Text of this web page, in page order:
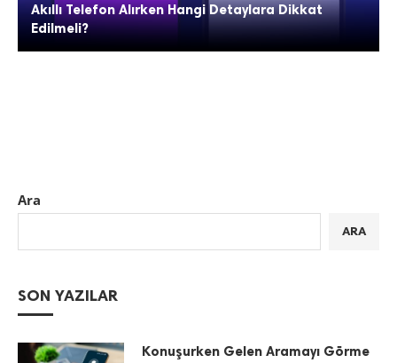
Akıllı Telefon Alırken Hangi Detaylara Dikkat
Edilmeli?
Ara
ARA
SON YAZILAR
Konuşurken Gelen Aramayı Görme